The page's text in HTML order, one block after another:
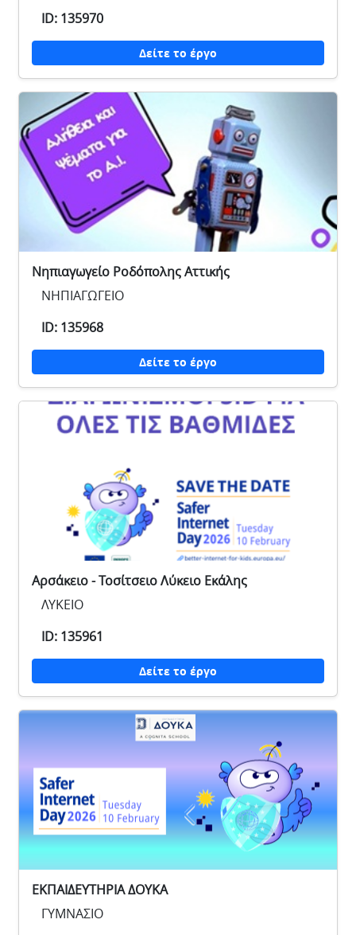
ID: 135970
Δείτε το έργο
Νηπιαγωγείο Ροδόπολης Αττικής
ΝΗΠΙΑΓΩΓΕΙΟ
ID: 135968
Δείτε το έργο
Αρσάκειο - Τοσίτσειο Λύκειο Εκάλης
ΛΥΚΕΙΟ
ID: 135961
Δείτε το έργο
ΕΚΠΑΙΔΕΥΤΗΡΙΑ ΔΟΥΚΑ
ΓΥΜΝΑΣΙΟ